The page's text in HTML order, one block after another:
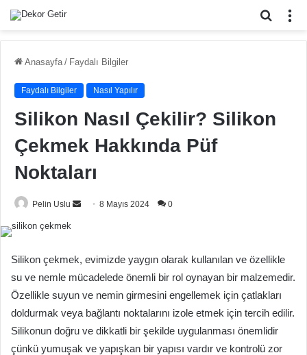
Arama
Anasayfa / Faydalı Bilgiler
Faydalı Bilgiler Nasıl Yapılır
Silikon Nasıl Çekilir? Silikon
Çekmek Hakkında Püf
Noktaları
Pelin Uslu
Bir
8 Mayıs 2024 0
Silikon çekmek, evimizde yaygın olarak kullanılan ve özellikle
su ve nemle mücadelede önemli bir rol oynayan bir malzemedir.
Özellikle suyun ve nemin girmesini engellemek için çatlakları
doldurmak veya bağlantı noktalarını izole etmek için tercih edilir.
Silikonun doğru ve dikkatli bir şekilde uygulanması önemlidir
çünkü yumuşak ve yapışkan bir yapısı vardır ve kontrolü zor